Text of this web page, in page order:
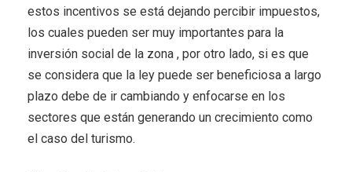
estos incentivos se está dejando percibir impuestos,
los cuales pueden ser muy importantes para la
inversión social de la zona , por otro lado, si es que
se considera que la ley puede ser beneficiosa a largo
plazo debe de ir cambiando y enfocarse en los
sectores que están generando un crecimiento como
el caso del turismo.